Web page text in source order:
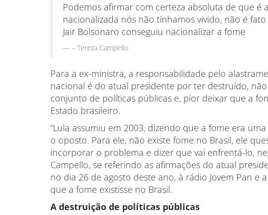
Podemos afirmar com certeza absoluta de que é
nacionalizada nós não tínhamos vivido, não é
Jair Bolsonaro conseguiu nacionalizar a fome
– Tereza Campello
Para a ex-ministra, a responsabilidade pelo
nacional é do atual presidente por ter destruído,
conjunto de políticas públicas e, pior deixar que a
Estado brasileiro.
“Lula assumiu em 2003, dizendo que a fome era
o oposto. Para ele, não existe fome no Brasil, ele
incorporar o problema e dizer que vai enfrentá-lo,
Campello, se referindo as afirmações do atual
no dia 26 de agosto deste ano, à rádio Jovem Pan e
que a fome existisse no Brasil.
A destruição de políticas públicas